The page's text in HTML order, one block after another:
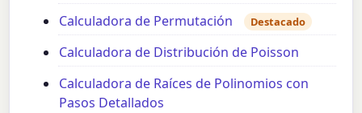
Calculadora de Permutación
Destacado
Calculadora de Distribución de Poisson
Calculadora de Raíces de Polinomios con
Pasos Detallados